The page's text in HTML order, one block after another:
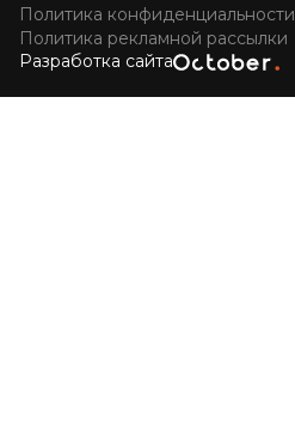
Политика конфиденциальности
Политика рекламной рассылки
Разработка сайта